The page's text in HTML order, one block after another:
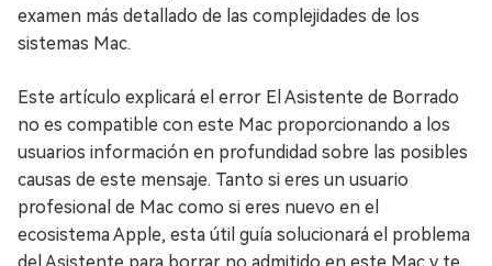
examen más detallado de las complejidades de los
sistemas Mac.
Este artículo explicará el error El Asistente de Borrado
no es compatible con este Mac proporcionando a los
usuarios información en profundidad sobre las posibles
causas de este mensaje. Tanto si eres un usuario
profesional de Mac como si eres nuevo en el
ecosistema Apple, esta útil guía solucionará el problema